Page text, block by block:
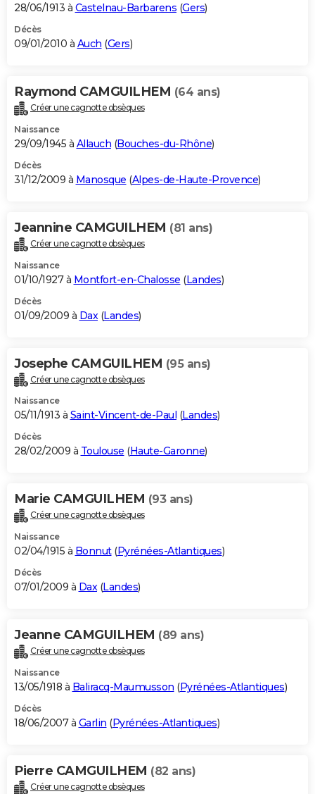
28/06/1913 à Castelnau-Barbarens (Gers)
Décès
09/01/2010 à Auch (Gers)
Raymond CAMGUILHEM (64 ans)
Créer une cagnotte obsèques
Naissance
29/09/1945 à Allauch (Bouches-du-Rhône)
Décès
31/12/2009 à Manosque (Alpes-de-Haute-Provence)
Jeannine CAMGUILHEM (81 ans)
Créer une cagnotte obsèques
Naissance
01/10/1927 à Montfort-en-Chalosse (Landes)
Décès
01/09/2009 à Dax (Landes)
Josephe CAMGUILHEM (95 ans)
Créer une cagnotte obsèques
Naissance
05/11/1913 à Saint-Vincent-de-Paul (Landes)
Décès
28/02/2009 à Toulouse (Haute-Garonne)
Marie CAMGUILHEM (93 ans)
Créer une cagnotte obsèques
Naissance
02/04/1915 à Bonnut(Pyrénées-Atlantiques)
Décès
07/01/2009 à Dax(Landes)
Jeanne CAMGUILHEM (89 ans)
Créer une cagnotte obsèques
Naissance
13/05/1918 à Baliracq-Maumusson (Pyrénées-Atlantiques)
Décès
18/06/2007 à Garlin (Pyrénées-Atlantiques)
Pierre CAMGUILHEM (82 ans)
Créer une cagnotte obsèques